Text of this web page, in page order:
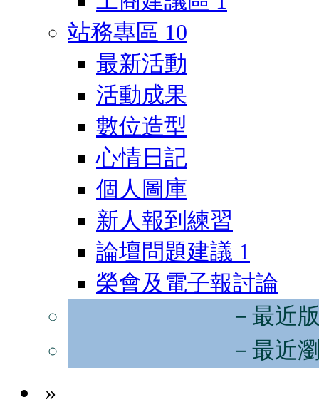
站務專區 10
最新活動
活動成果
數位造型
心情日記
個人圖庫
新人報到練習
論壇問題建議 1
榮會及電子報討論
－最近
－最近
»